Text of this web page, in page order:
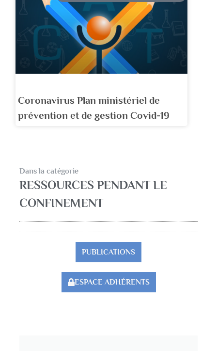
Coronavirus Plan ministériel de
prévention et de gestion Covid-19
Dans la catégorie
RESSOURCES PENDANT LE
CONFINEMENT
PUBLICATIONS
ESPACE ADHÉRENTS